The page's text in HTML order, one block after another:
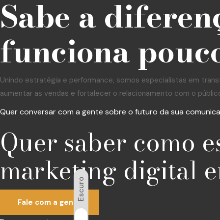
Sabe a
funciona
Unindo estratégia e performance, somos especialistas em
aumentar as vendas e fortalecer o relacionamento com o
Quer conversar com a gente sobre o futuro da sua
Quer saber como
marketing digital
Fale com a gente
Escuro